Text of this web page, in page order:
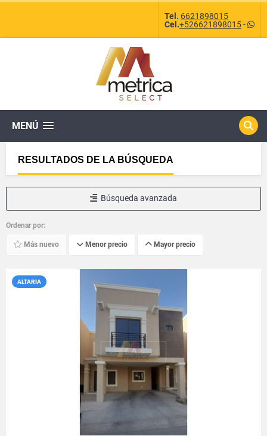
Tel. 6621898015
Cel.+526621898015-
MENÚ
RESULTADOS DE LA BÚSQUEDA
Búsqueda avanzada
Ordenar por:
Más nuevo Menor precio Mayor precio
ALTARIA
VER DETALLES